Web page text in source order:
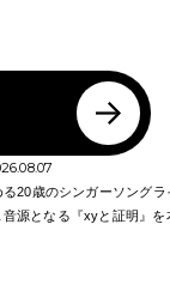
20歳のシンガーソング
源となる『xyと証明』を